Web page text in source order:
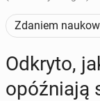
Zdaniem
Odkryto,
opóź­nia­ją